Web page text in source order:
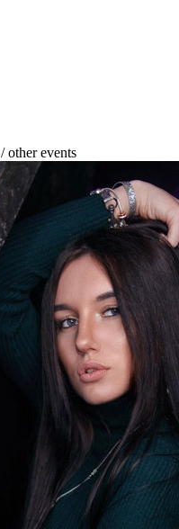
/ other events